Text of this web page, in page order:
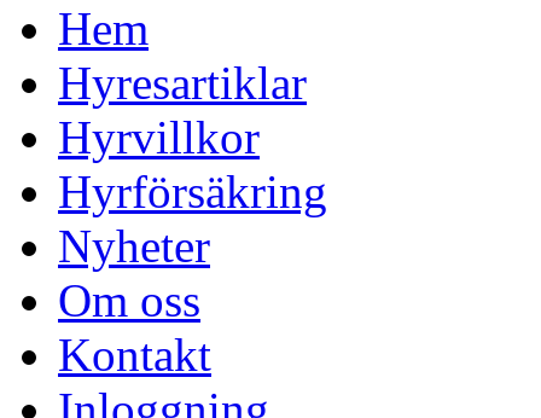
Hem
Hyresartiklar
Hyrvillkor
Hyrförsäkring
Nyheter
Om oss
Kontakt